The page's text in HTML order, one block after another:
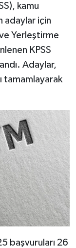
kamu
adaylar için
Yerleştirme
KPSS
Adaylar,
tamamlayarak
başvuruları 26